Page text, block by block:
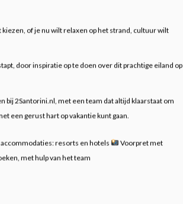
of je nu wilt relaxen op het strand, cultuur wilt
door inspiratie op te doen over dit prachtige eiland op
bij 2Santorini.nl, met een team dat altijd klaarstaat om
een gerust hart op vakantie kunt gaan.
accommodaties: resorts en hotels
Voorpret met
met hulp van het team